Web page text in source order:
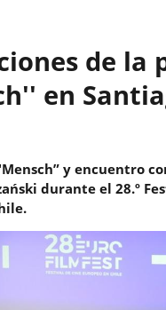
de la
en
y encuentro
durante el 28.º